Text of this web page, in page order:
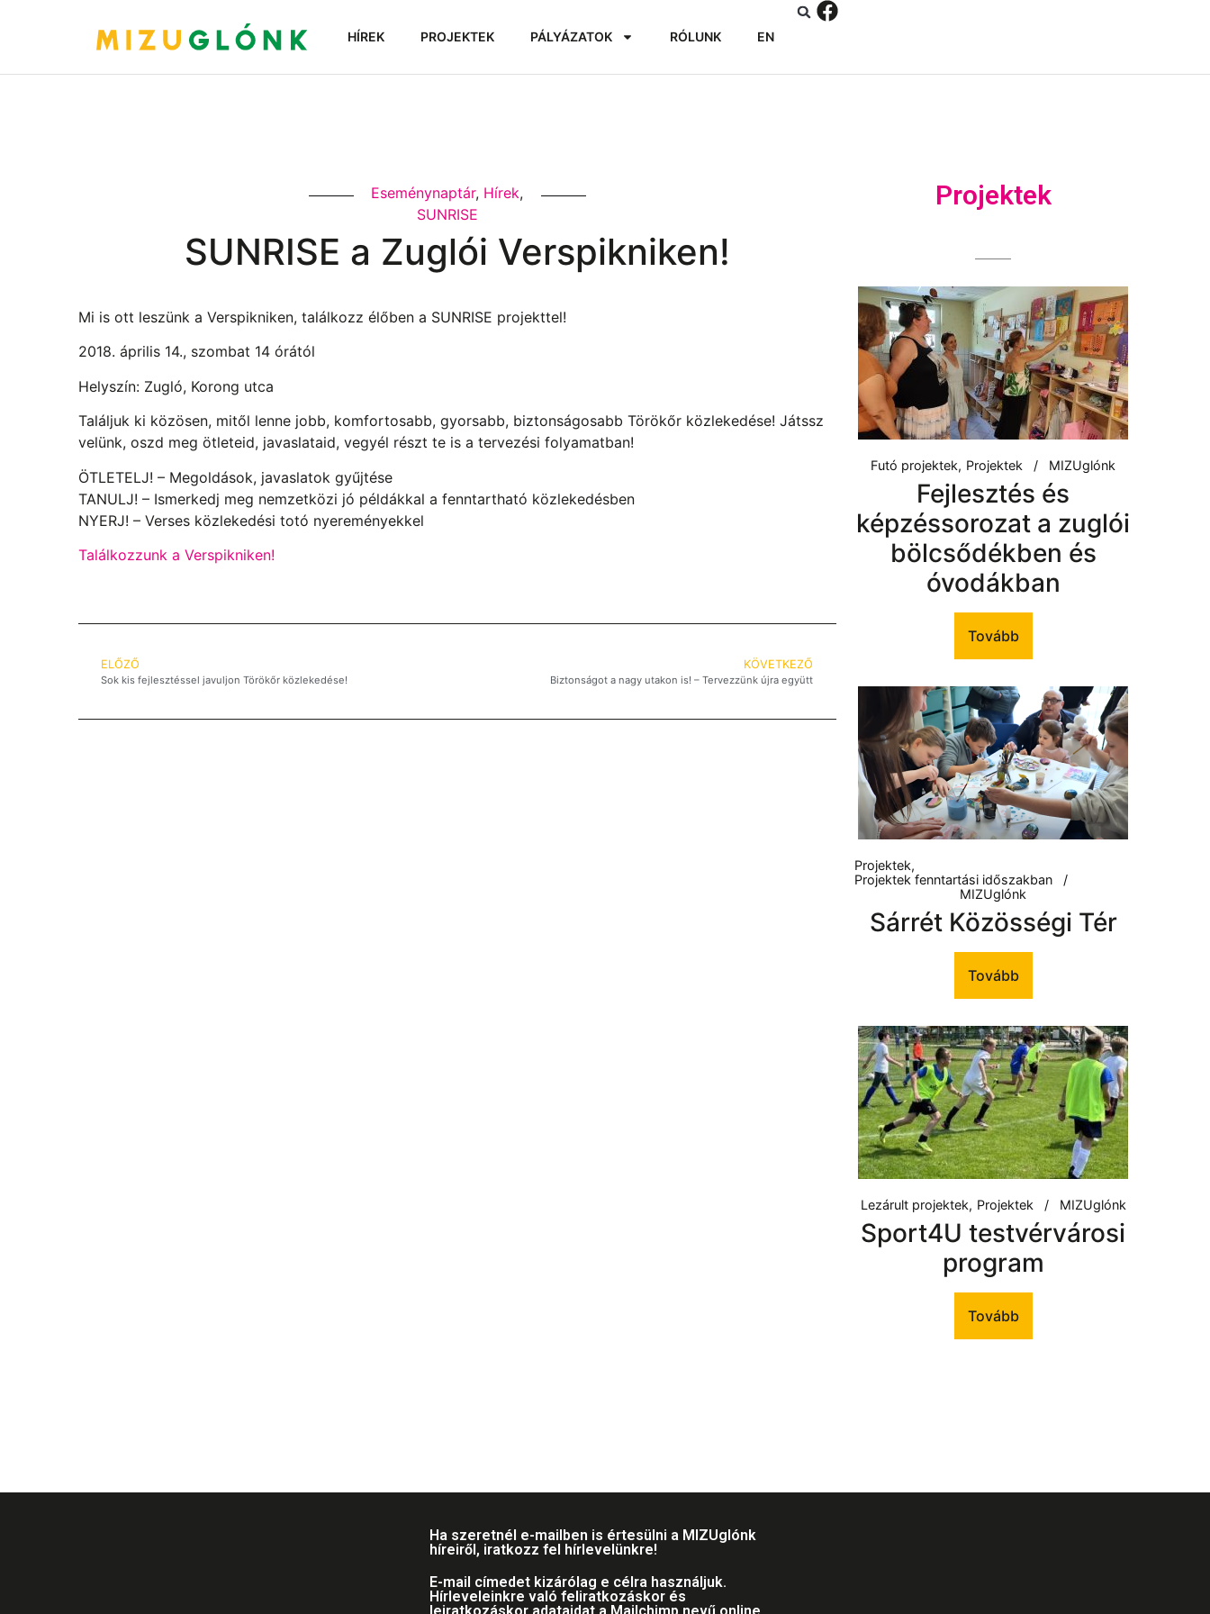
HÍREK PROJEKTEK PÁLYÁZATOK RÓLUNK EN
Eseménynaptár, Hírek,
SUNRISE
SUNRISE a Zuglói Verspikniken!
Mi is ott leszünk a Verspikniken, találkozz élőben a SUNRISE projekttel!
2018. április 14., szombat 14 órától
Helyszín: Zugló, Korong utca
Találjuk ki közösen, mitől lenne jobb, komfortosabb, gyorsabb, biztonságosabb Törökőr közlekedése! Játssz
velünk, oszd meg ötleteid, javaslataid, vegyél részt te is a tervezési folyamatban!
ÖTLETELJ! – Megoldások, javaslatok gyűjtése
TANULJ! – Ismerkedj meg nemzetközi jó példákkal a fenntartható közlekedésben
NYERJ! – Verses közlekedési totó nyereményekkel
Találkozzunk a Verspikniken!
ELŐZŐ
Sok kis fejlesztéssel javuljon Törökőr közlekedése!
KÖVETKEZŐ
Biztonságot a nagy utakon is! – Tervezzünk újra együtt
Projektek
Futó projektek Projektek MIZUglónk
Fejlesztés és
képzéssorozat a zuglói
bölcsődékben és
óvodákban
Tovább
Projektek
Projektek fenntartási időszakban
MIZUglónk
Sárrét Közösségi Tér
Tovább
Lezárult projektek Projektek MIZUglónk
Sport4U testvérvárosi
program
Tovább
Ha szeretnél e-mailben is értesülni a MIZUglónk
híreiről, iratkozz fel hírlevelünkre!
E-mail címedet kizárólag e célra használjuk.
Hírleveleinkre való feliratkozáskor és